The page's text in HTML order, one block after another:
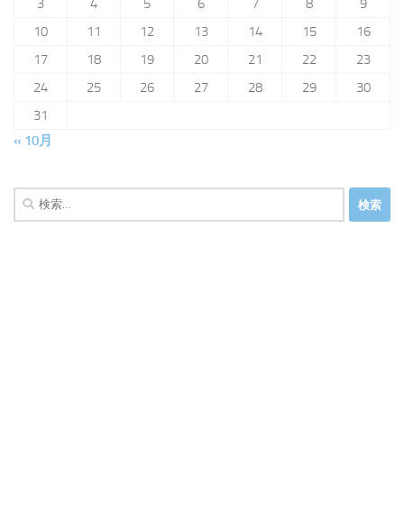
3
4 5 6 7 8
9
10
11 12 13 14 15
16
17
18 19 20 21 22
23
24
25 26 27 28 29
30
31
« 10月
検
索: